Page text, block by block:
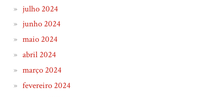
julho 2024
junho 2024
maio 2024
abril 2024
março 2024
fevereiro 2024